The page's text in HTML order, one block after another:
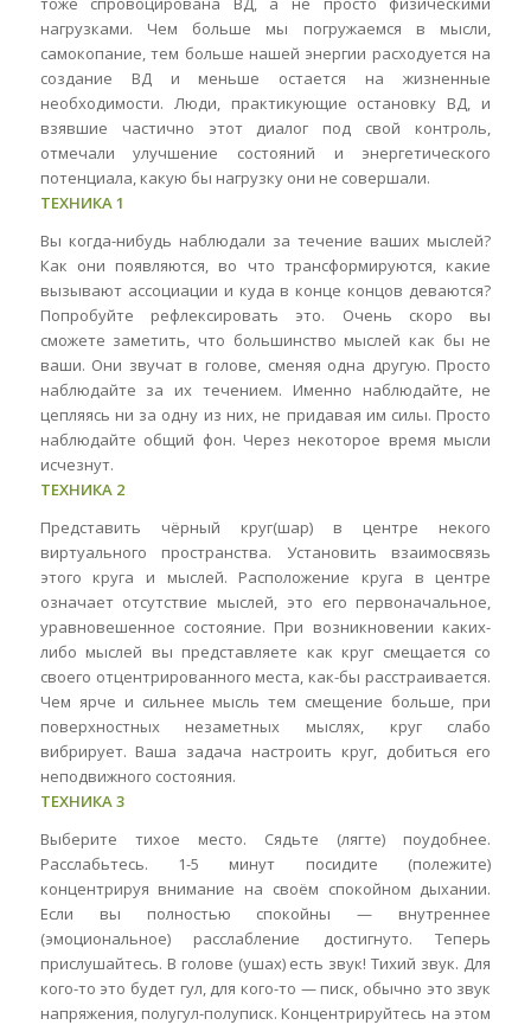
нагрузками. Чем больше мы погружаемся в мысли,
самокопание, тем больше нашей энергии расходуется на
создание ВД и меньше остается на жизненные
необходимости. Люди, практикующие остановку ВД, и
взявшие частично этот диалог под свой контроль,
отмечали улучшение состояний и энергетического
потенциала, какую бы нагрузку они не совершали.
ТЕХНИКА 1
Вы когда-нибудь наблюдали за течение ваших мыслей?
Как они появляются, во что трансформируются, какие
вызывают ассоциации и куда в конце концов деваются?
Попробуйте рефлексировать это. Очень скоро вы
сможете заметить, что большинство мыслей как бы не
ваши. Они звучат в голове, сменяя одна другую. Просто
наблюдайте за их течением. Именно наблюдайте, не
цепляясь ни за одну из них, не придавая им силы. Просто
наблюдайте общий фон. Через некоторое время мысли
исчезнут.
ТЕХНИКА 2
Представить чёрный круг(шар) в центре некого
виртуального пространства. Установить взаимосвязь
этого круга и мыслей. Расположение круга в центре
означает отсутствие мыслей, это его первоначальное,
уравновешенное состояние. При возникновении каких-
либо мыслей вы представляете как круг смещается со
своего отцентрированного места, как-бы расстраивается.
Чем ярче и сильнее мысль тем смещение больше, при
поверхностных незаметных мыслях, круг слабо
вибрирует. Ваша задача настроить круг, добиться его
неподвижного состояния.
ТЕХНИКА 3
Выберите тихое место. Сядьте (лягте) поудобнее.
Расслабьтесь. 1-5 минут посидите (полежите)
концентрируя внимание на своём спокойном дыхании.
Если вы полностью спокойны — внутреннее
(эмоциональное) расслабление достигнуто. Теперь
прислушайтесь. В голове (ушах) есть звук! Тихий звук. Для
кого-то это будет гул, для кого-то — писк, обычно это звук
напряжения, полугул-полуписк. Концентрируйтесь на этом